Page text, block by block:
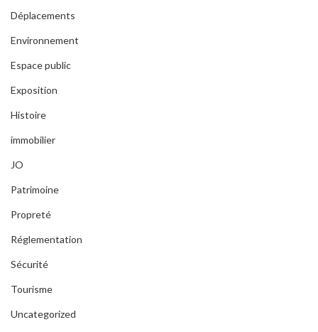
Déplacements
Environnement
Espace public
Exposition
Histoire
immobilier
JO
Patrimoine
Propreté
Réglementation
Sécurité
Tourisme
Uncategorized